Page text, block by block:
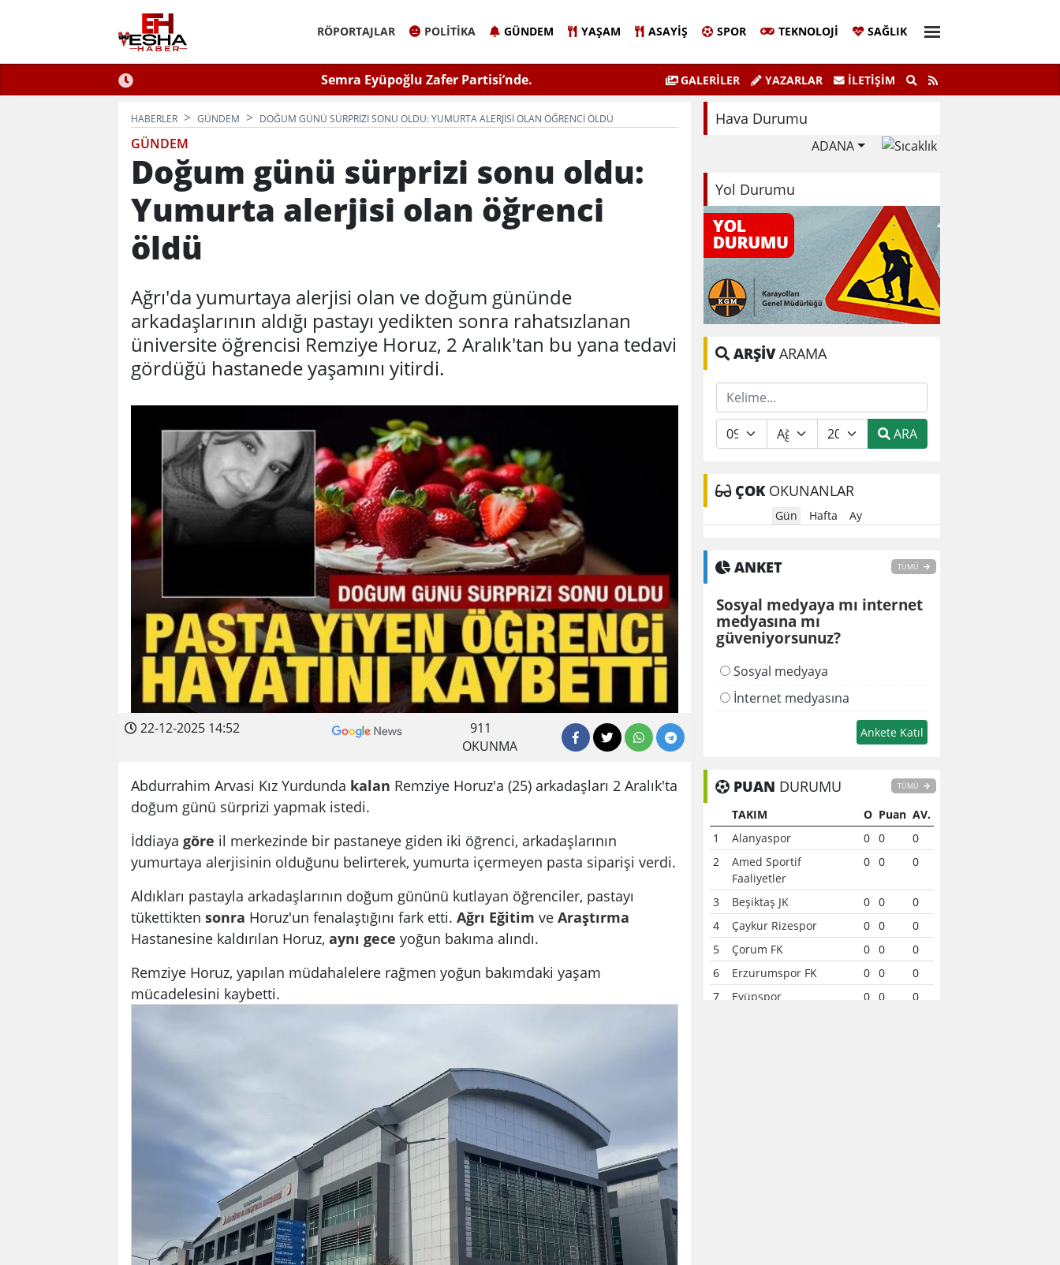
RÖPORTAJLAR POLITIKA GÜNDEM YAŞAM ASAYIŞ SPOR TEKNOLOJI SAĞLIK
Güvenli Hizmet
Bilinmesi Gerekenler
Semra Eyüpoğlu Zafer Partisi’nde.
ÇEVSADER Eskişehir İl Başkanı Sinem Eltin'den Hayati Uyarı
Kulaktan Dolma Bilgiyle İlaçlama Ölüm Getirir
GALERİLER YAZARLAR İLETIŞIM
HABERLER GÜNDEM DOĞUM GÜNÜ SÜRPRIZI SONU OLDU: YUMURTA ALERJISI OLAN ÖĞRENCI ÖLDÜ
GÜNDEM
Doğum günü sürprizi sonu oldu:
Yumurta alerjisi olan öğrenci
öldü
Ağrı'da yumurtaya alerjisi olan ve doğum gününde
arkadaşlarının aldığı pastayı yedikten sonra rahatsızlanan
üniversite öğrencisi Remziye Horuz, 2 Aralık'tan bu yana tedavi
gördüğü hastanede yaşamını yitirdi.
22-12-2025 14:52
911
OKUNMA
Abdurrahim Arvasi Kız Yurdunda kalan Remziye Horuz'a (25) arkadaşları 2 Aralık'ta
doğum günü sürprizi yapmak istedi.
İddiaya göre il merkezinde bir pastaneye giden iki öğrenci, arkadaşlarının
yumurtaya alerjisinin olduğunu belirterek, yumurta içermeyen pasta siparişi verdi.
Aldıkları pastayla arkadaşlarının doğum gününü kutlayan öğrenciler, pastayı
tükettikten sonra Horuz'un fenalaştığını fark etti. Ağrı Eğitim ve Araştırma
Hastanesine kaldırılan Horuz, aynı gece yoğun bakıma alındı.
Remziye Horuz, yapılan müdahalelere rağmen yoğun bakımdaki yaşam
mücadelesini kaybetti.
Hava Durumu
ADANA
Yol Durumu
ARŞİVARAMA
ARA
ÇOKOKUNANLAR
Gün Hafta Ay
ANKET TÜMÜ
Sosyal medyaya mı internet
medyasına mı
güveniyorsunuz?
Sosyal medyaya
İnternet medyasına
PUAN DURUMU TÜMÜ
TAKIM O Puan AV.
1
Alanyaspor 0 0
0
2
Amed Sportif
Faaliyetler
0 0 0
3 Beşiktaş JK 0 0
0
4
Çaykur Rizespor 0 0
0
5
Çorum FK 0 0
0
6
Erzurumspor FK 0 0
0
7
Eyüpspor 0 0
0